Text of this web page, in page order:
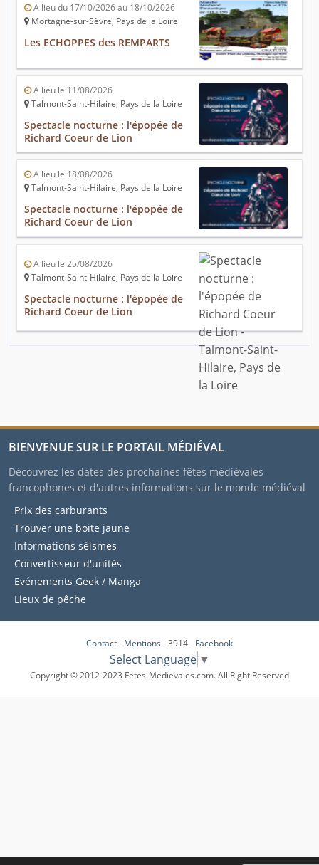
A lieu du 17/10/2026 au 18/10/2026
Mortagne-sur-Sèvre, Pays de la Loire
Les ECHOPPES des REMPARTS
A lieu le 11/08/2026
Talmont-Saint-Hilaire, Pays de la Loire
Spectacle nocturne : l'épopée de
Richard Coeur de Lion
A lieu le 18/08/2026
Talmont-Saint-Hilaire, Pays de la Loire
Spectacle nocturne : l'épopée de
Richard Coeur de Lion
A lieu le 25/08/2026
Talmont-Saint-Hilaire, Pays de la Loire
Spectacle nocturne : l'épopée de
Richard Coeur de Lion
BIENVENUE SUR LE PORTAIL MÉDIÉVAL
Découvrez les dates des prochaines fêtes médiévales
francophones et d'autres informations sur le monde médiéval
Prix des carburants
Trouver une boite jaune
Informations séismes
Convertisseur d'unités
Evénements Geek / Manga
Lieux de pêche
Contact- Mentions - 3914 - Facebook
Select Language ▼
Copyright © 2012-2023 Fetes-Medievales.com. All Right Reserved